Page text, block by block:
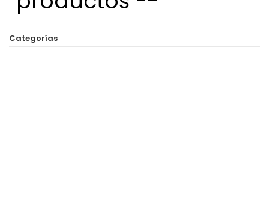
Categorías